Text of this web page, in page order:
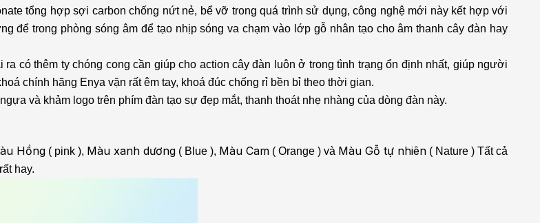
tổng hợp sợi carbon chống nứt nẻ, bể vỡ trong quá trình sử dụng, công nghệ mới này kết hợp với
để trong phòng sóng âm để tạo nhịp sóng va chạm vào lớp gỗ nhân tạo cho âm thanh cây đàn hay
có thêm ty chóng cong cần giúp cho action cây đàn luôn ở trong tình trạng ổn định nhất, giúp người
chính hãng Enya vặn rất êm tay, khoá đúc chống rỉ bền bỉ theo thời gian.
và khảm logo trên phím đàn tạo sự đẹp mắt, thanh thoát nhẹ nhàng của dòng đàn này.
Hồng ( pink ), Màu xanh dương ( Blue ), Màu Cam ( Orange ) và Màu Gỗ tự nhiên ( Nature ) Tất cả
hay.